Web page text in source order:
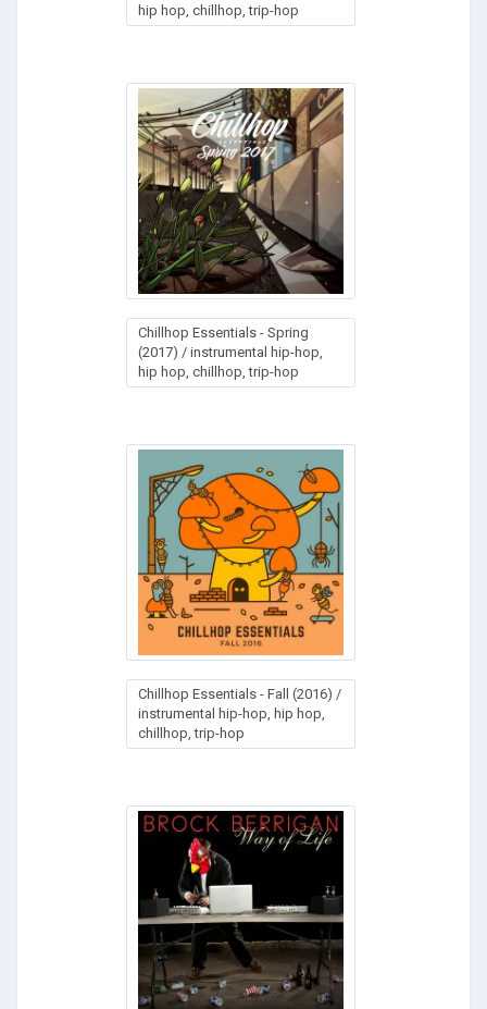
hip hop, chillhop, trip-hop
Chillhop Essentials - Spring
(2017) / instrumental hip-hop,
hip hop, chillhop, trip-hop
Chillhop Essentials - Fall (2016) /
instrumental hip-hop, hip hop,
chillhop, trip-hop